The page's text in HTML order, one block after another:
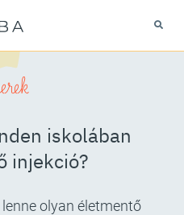
iskolában
injekció?
olyan életmentő